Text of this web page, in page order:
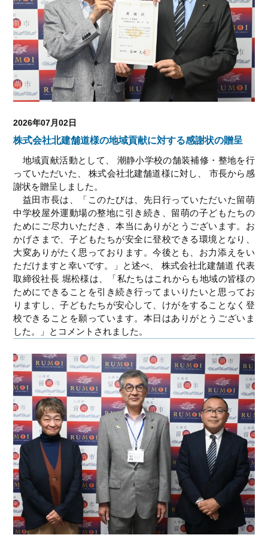
2026年07月02日
株式会社北建舗道様の地域貢献に対する感謝状の贈呈
地域貢献活動として、 潮静小学校の舗装補修・整地を行
っていただいた、 株式会社北建舗道様に対し、 市長から感
謝状を贈呈しました。
益田市長は、「このたびは、先日行っていただいた留萌
中学校屋外運動場の整地に引き続き、留萌の子どもたちの
ためにご尽力いただき、本当にありがとうございます。お
かげさまで、子どもたちが安全に登校できる環境となり、
大変ありがたく思っております。今後とも、お力添えをい
ただけますと幸いです。」と述べ、 株式会社北建舗道 代表
取締役社長 堀松様は、「私たちはこれからも地域の皆様の
ためにできることを引き続き行ってまいりたいと思ってお
りますし、子どもたちが安心して、けがをすることなく登
校できることを願っています。本日はありがとうございま
した。」とコメントされました。